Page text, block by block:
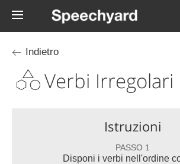
Indietro
Verbi Irregolari
Istruzioni
PASSO 1
Disponi i verbi nell'ordine